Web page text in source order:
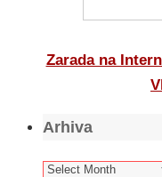
Zarada na
Arhiva
Arhiva